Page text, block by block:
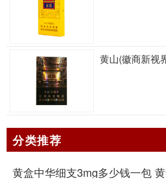
黄山(徽商新视
分类推荐